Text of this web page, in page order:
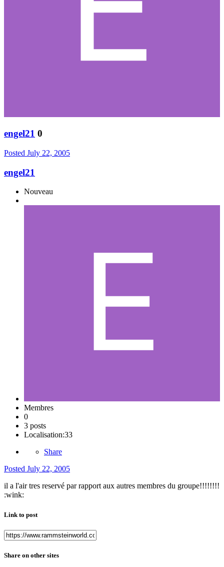
engel21 0
Posted July 22, 2005
engel21
Nouveau
Membres
0
3 posts
Localisation:33
Share
Posted July 22, 2005
il a l'air tres reservé par rapport aux autres membres du groupe!!!!!!!!
:wink:
Link to post
Share on other sites